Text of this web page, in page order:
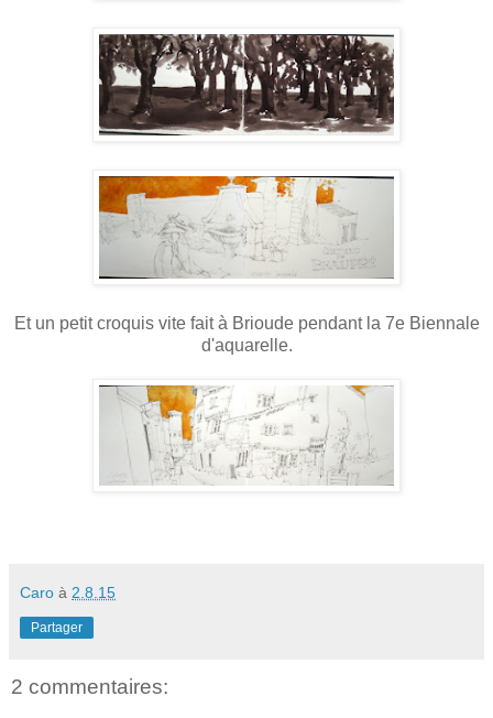
Et un petit croquis vite fait à Brioude pendant la 7e Biennale
d'aquarelle.
Caro à 2.8.15
Partager
2 commentaires: